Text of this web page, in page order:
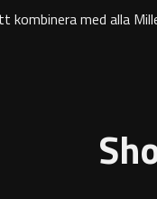
med alla